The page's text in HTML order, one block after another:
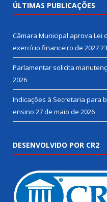
ÚLTIMAS PUBLICAÇÕES
Câmara Municipal aprova Lei
exercício financeiro de 2027
Parlamentar solicita
2026
Indicações à Secretaria para
ensino 27 de maio de 2026
DESENVOLVIDO POR CR2